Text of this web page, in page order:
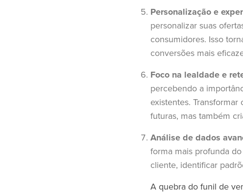
Personalização e
personalizar suas
consumidores. Isso
conversões mais
Foco na lealdade e
percebendo a
existentes.
futuras, mas também
Análise de dados
forma mais profunda
cliente, identificar
A quebra do funil de